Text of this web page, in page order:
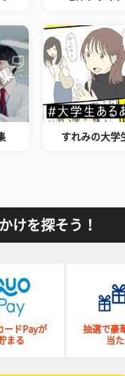
すれみの大学
けを探そう！
ードPayが
まる
抽選で豪
当